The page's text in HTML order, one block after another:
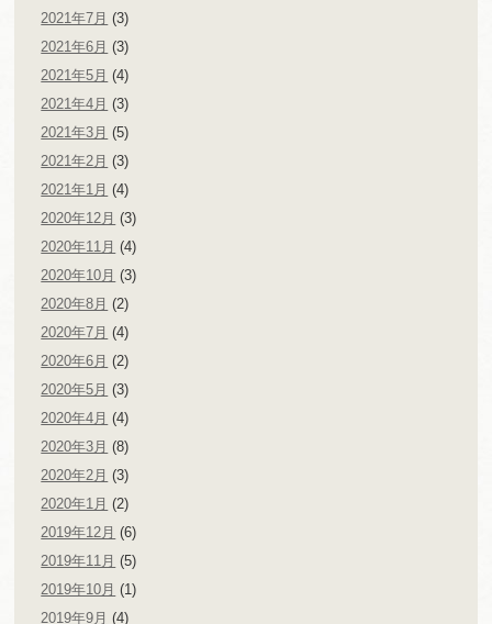
2021年7月 (3)
2021年6月 (3)
2021年5月 (4)
2021年4月 (3)
2021年3月 (5)
2021年2月 (3)
2021年1月 (4)
2020年12月 (3)
2020年11月 (4)
2020年10月 (3)
2020年8月 (2)
2020年7月 (4)
2020年6月 (2)
2020年5月 (3)
2020年4月 (4)
2020年3月 (8)
2020年2月 (3)
2020年1月 (2)
2019年12月 (6)
2019年11月 (5)
2019年10月 (1)
2019年9月 (4)